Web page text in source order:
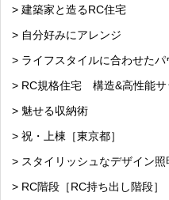
> 建築家と造るRC住宅
> 自分好みにアレンジ
> ライフスタイルに合わせたパ
> RC規格住宅 構造&高性能サ
> 魅せる収納術
> 祝・上棟［東京都］
> スタイリッシュなデザイン照
> RC階段［RC持ち出し階段］